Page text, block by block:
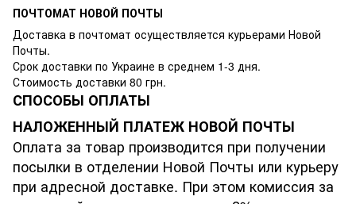
ПОЧТОМАТ НОВОЙ ПОЧТЫ
Доставка в почтомат осуществляется курьерами Новой
Почты.
Срок доставки по Украине в среднем 1-3 дня.
Стоимость доставки 80 грн.
СПОСОБЫ ОПЛАТЫ
НАЛОЖЕННЫЙ ПЛАТЕЖ НОВОЙ ПОЧТЫ
Оплата за товар производится при получении
посылки в отделении Новой Почты или курьеру
при адресной доставке. При этом комиссия за